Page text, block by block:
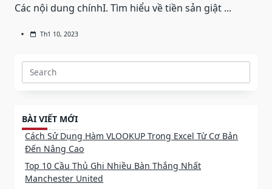
Các nội dung chínhI. Tìm hiểu về tiền sản giật ...
Th1 10, 2023
Search
BÀI VIẾT MỚI
Cách Sử Dụng Hàm VLOOKUP Trong Excel Từ Cơ Bản
Đến Nâng Cao
Top 10 Cầu Thủ Ghi Nhiều Bàn Thắng Nhất
Manchester United